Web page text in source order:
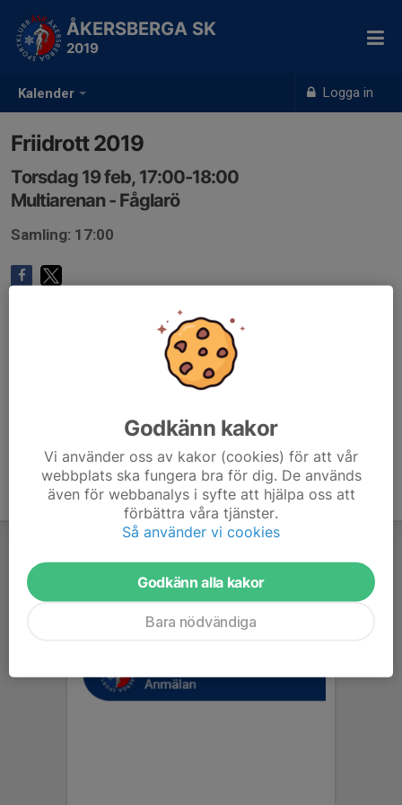
Kalender Logga in
ÅKERSBERGA SK
2019
Friidrott 2019
Torsdag 19 feb, 17:00-18:00
Multiarenan - Fåglarö
Samling: 17:00
Godkänn kakor
Vi använder oss av kakor (cookies) för att vår
webbplats ska fungera bra för dig. De används
även för webbanalys i syfte att hjälpa oss att
förbättra våra tjänster.
Så använder vi cookies
Godkänn alla kakor
Bara nödvändiga